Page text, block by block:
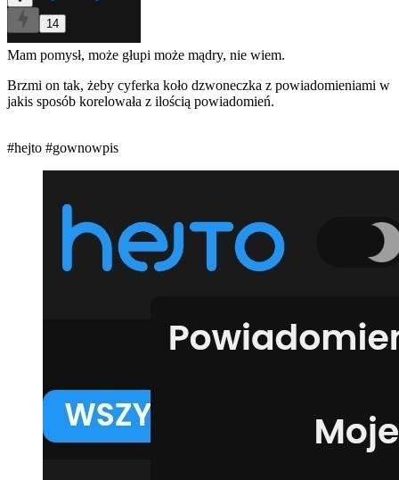
14
Mam pomysł, może głupi może mądry, nie wiem.
Brzmi on tak, żeby cyferka koło dzwoneczka z powiadomieniami w
jakis sposób korelowała z ilością powiadomień.
#hejto #gownowpis